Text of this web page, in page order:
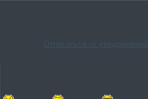
Отписаться от уведомлений